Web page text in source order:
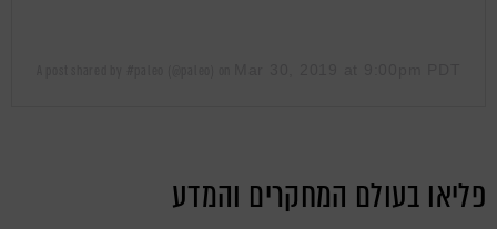
פליאו בעולם המחקרים והמדע